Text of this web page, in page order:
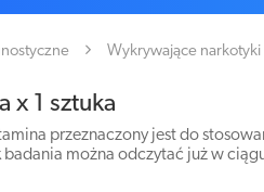
Wykrywające narkotyki
x 1 sztuka
przeznaczony jest do
można odczytać już w